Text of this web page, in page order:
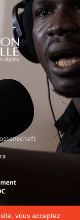
vous acceptez